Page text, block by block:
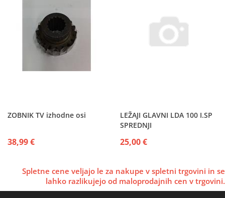
ZOBNIK TV izhodne osi
38,99 €
LEŽAJI GLAVNI LDA 100 I.SP
SPREDNJI
25,00 €
Spletne cene veljajo le za nakupe v spletni trgovini in se
lahko razlikujejo od maloprodajnih cen v trgovini.